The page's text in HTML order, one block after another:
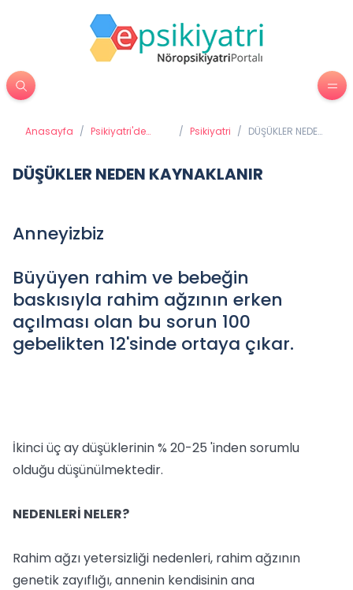
Anasayfa / Psikiyatri'de
/ Psikiyatri / DÜŞÜKLER NEDEN
DÜŞÜKLER NEDEN KAYNAKLANIR
Anneyizbiz
Büyüyen rahim ve bebeğin
baskısıyla rahim ağzının erken
açılması olan bu sorun 100
gebelikten 12'sinde ortaya çıkar.
İkinci üç ay düşüklerinin % 20-25 'inden sorumlu
olduğu düşünülmektedir.
NEDENLERİ NELER?
Rahim ağzı yetersizliği nedenleri, rahim ağzının
genetik zayıflığı, annenin kendisinin ana